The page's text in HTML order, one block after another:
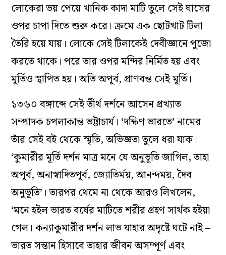
লোকেরা ভয় পেয়ে খানিক কাদা মাটি তুলে সেই ঘাসের
ওপর চাপা দিতে শুরু করে। ক্রমে এক ছোটখাট টিলা
তৈরি হয়ে যায়। লোকে সেই টিলাকেই দেবীজ্ঞানে পুজো
করতে থাকে। পরে তার ওপর মন্দির নির্মিত হয় এবং
মূর্তিও স্থাপিত হয়। অতি অপূর্ব, প্রাণবন্ত সেই মূর্তি।
১৩৬০ বঙ্গাব্দে সেই তীর্থ দর্শনে আসেন প্রখ্যাত
সম্পাদক চপলাকান্ত ভট্টাচার্য। ‘দক্ষিণ ভারতে’ নামের
তাঁর সেই বই থেকে স্মৃতি, অভিজ্ঞতা তুলে ধরা যাক।
‘কুমারীর মূর্তি দর্শন মাত্র মনে যে অনুভূতি জাগিল, তাহা
অপূর্ব, অনাস্বাদিতপূর্ব, জ্যোতির্ময়, আনন্দময়, দৈব
অনুভূতি’। তারপর থেমে না থেকে আরও লিখলেন,
‘মনে হইল ভারত বর্ষের মাটিতে শরীর গ্রহণ সার্থক হইয়া
গেল। কন্যাকুমারীর দর্শন লাভ যাহার অদৃষ্টে ঘটে নাই –
ভারত সন্তান হিসাবে তাহার জীবন অসম্পূর্ণ এবং